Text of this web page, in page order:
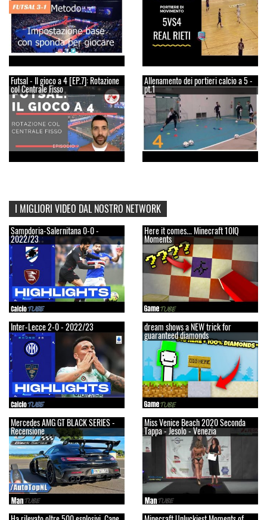
Futsal - Il gioco a 4 [EP.7]: Rotazione
col Centrale Fisso
Allenamento dei portieri calcio a 5 -
pt.1
I MIGLIORI VIDEO DAL NOSTRO NETWORK
Sampdoria-Salernitana 0-0 -
2022/23
Here it comes... Minecraft 10IQ
Moments
Inter-Lecce 2-0 - 2022/23 dream shows a NEW trick for
guaranteed diamonds
Mercedes AMG GT BLACK SERIES -
Recensione
Miss Venice Beach 2020 Seconda
Tappa - Jesolo - Venezia